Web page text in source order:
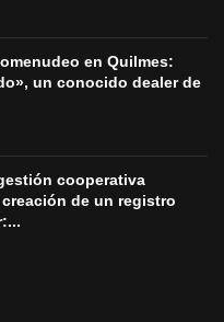
en Quilmes:
un conocido dealer de
cooperativa
de un registro